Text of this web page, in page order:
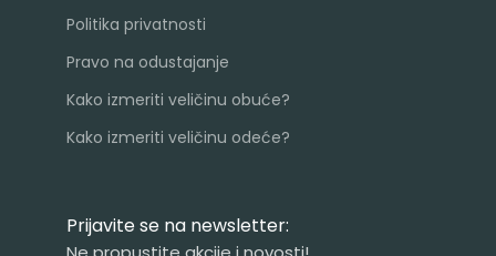
Politika privatnosti
Pravo na odustajanje
Kako izmeriti veličinu obuće?
Kako izmeriti veličinu odeće?
Prijavite se na newsletter: